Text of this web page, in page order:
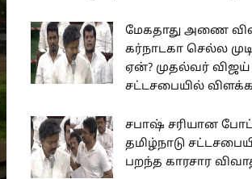
மேகதாது அணை
கர்நாடகா செல்ல
ஏன்? முதல்வர் விஜய்
சட்டசபையில்
சபாஷ் சரியான
தமிழ்நாடு
பறந்த காரசார